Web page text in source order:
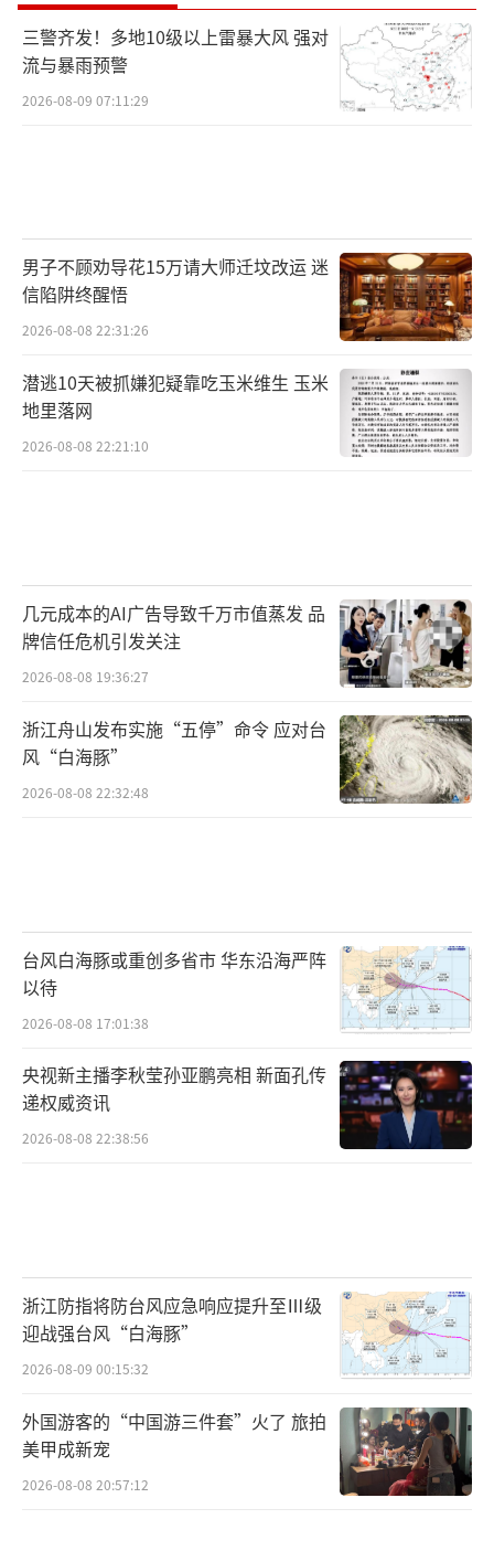
三警齐发！多地10级以上雷暴大风 强对
流与暴雨预警
2026-08-09 07:11:29
男子不顾劝导花15万请大师迁坟改运 迷
信陷阱终醒悟
2026-08-08 22:31:26
潜逃10天被抓嫌犯疑靠吃玉米维生 玉米
地里落网
2026-08-08 22:21:10
几元成本的AI广告导致千万市值蒸发 品
牌信任危机引发关注
2026-08-08 19:36:27
浙江舟山发布实施“五停”命令 应对台
风“白海豚”
2026-08-08 22:32:48
台风白海豚或重创多省市 华东沿海严阵
以待
2026-08-08 17:01:38
央视新主播李秋莹孙亚鹏亮相 新面孔传
递权威资讯
2026-08-08 22:38:56
浙江防指将防台风应急响应提升至Ⅲ级
迎战强台风“白海豚”
2026-08-09 00:15:32
外国游客的“中国游三件套”火了 旅拍
美甲成新宠
2026-08-08 20:57:12